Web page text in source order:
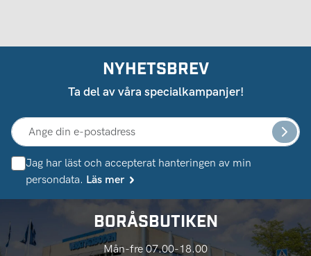
NYHETSBREV
Ta del av våra specialkampanjer!
Jag har läst och accepterat hanteringen av min
persondata. Läs mer
BORÅSBUTIKEN
Mån-fre 07.00-18.00